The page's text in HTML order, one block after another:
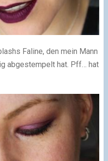
Faline, den mein Mann
abgestempelt hat. Pff… hat